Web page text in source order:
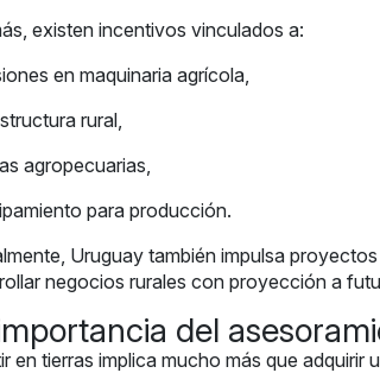
existen incentivos vinculados a:
en maquinaria agrícola,
rural,
agropecuarias,
para producción.
Uruguay también impulsa
negocios rurales con proyección a
del
en tierras implica mucho más que